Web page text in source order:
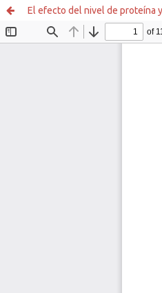
El efecto del nivel de proteína